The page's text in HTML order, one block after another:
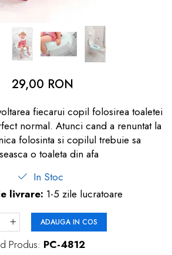
copii
29,00 RON
fiecarui copil folosirea toaletei
normal. Atunci cand a renuntat la
folosinta si copilul trebuie sa
o toaleta din afa
In Stoc
livrare: 1-5 zile lucratoare
ADAUGA IN COS
Produs: PC-4812